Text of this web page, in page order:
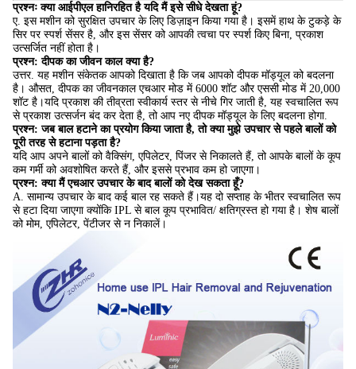
प्रश्नः क्या आईपीएल हानिरहित है यदि मैं इसे सीधे देखता हूं?
ए. इस मशीन को सुरक्षित उपचार के लिए डिज़ाइन किया गया है। इसमें हाथ के टुकड़े के
सिर पर स्पर्श सेंसर है, और इस सेंसर को आपकी त्वचा पर स्पर्श किए बिना, प्रकाश
उत्सर्जित नहीं होता है।
प्रश्न: दीपक का जीवन काल क्या है?
उत्तर. यह मशीन संकेतक आपको दिखाता है कि जब आपको दीपक मॉड्यूल को बदलना
है। औसत, दीपक का जीवनकाल एचआर मोड में 6000 शॉट और एससी मोड में 20,000
शॉट है।यदि प्रकाश की तीव्रता स्वीकार्य स्तर से नीचे गिर जाती है, यह स्वचालित रूप
से प्रकाश उत्सर्जन बंद कर देता है, तो आप नए दीपक मॉड्यूल के लिए बदलना होगा.
प्रश्न: जब बाल हटाने का प्रयोग किया जाता है, तो क्या मुझे उपचार से पहले बालों को
पूरी तरह से हटाना पड़ता है?
यदि आप अपने बालों को वैक्सिंग, एपिलेटर, पिंजर से निकालते हैं, तो आपके बालों के कूप
कम गर्मी को अवशोषित करते हैं, और इससे प्रभाव कम हो जाएगा।
प्रश्न: क्या मैं एचआर उपचार के बाद बालों को देख सकता हूँ?
A. सामान्य उपचार के बाद कई बाल रह सकते हैं।यह दो सप्ताह के भीतर स्वचालित रूप
से हटा दिया जाएगा क्योंकि IPL से बाल कूप प्रभावित/ क्षतिग्रस्त हो गया है। शेष बालों
को मोम, एपिलेटर, पेंटीजर से न निकालें।